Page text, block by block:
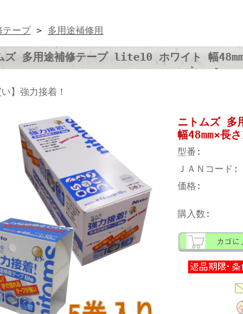
テープ> 多用途補修用
ズ 多用途補修テープ lite10 ホワイト 幅
い】強力接着！
ニトムズ
幅48mm×長
型番:
ＪＡＮコード:
価格:
購入数: